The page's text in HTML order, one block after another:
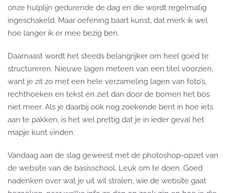
onze hulplijn gedurende de dag en die wordt regelmatig
ingeschakeld. Maar oefening baart kunst, dat merk ik wel
hoe langer ik er mee bezig ben.
Daarnaast wordt het steeds belangrijker om heel goed te
structureren. Nieuwe lagen meteen van een titel voorzien,
want je zit zo met een hele verzameling lagen van foto’s,
rechthoeken en tekst en ziet dan door de bomen het bos
niet meer. Als je daarbij ook nog zoekende bent in hoe iets
aan te pakken, is het wel prettig dat je in ieder geval het
mapje kunt vinden.
Vandaag aan de slag geweest met de photoshop-opzet van
de website van de basisschool. Leuk om te doen. Goed
nadenken over wat je uit wil stralen, wie de website gaat